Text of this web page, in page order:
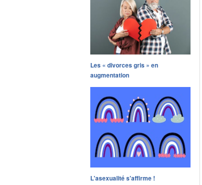
Les « divorces gris » en
augmentation
L'asexualité s'affirme !